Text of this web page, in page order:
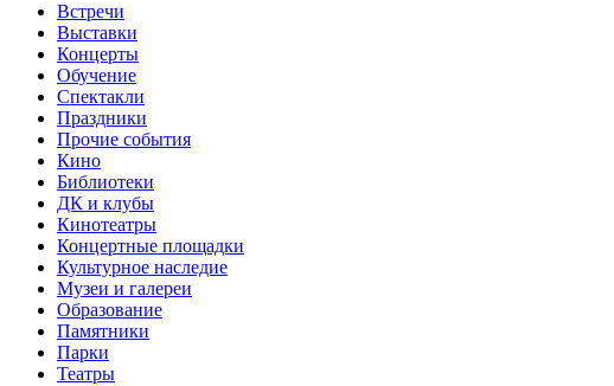
Встречи
Выставки
Концерты
Обучение
Спектакли
Праздники
Прочие события
Кино
Библиотеки
ДК и клубы
Кинотеатры
Концертные площадки
Культурное наследие
Музеи и галереи
Образование
Памятники
Парки
Театры